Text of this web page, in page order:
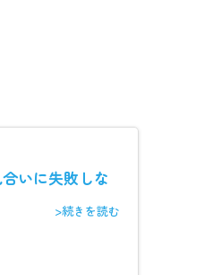
いに失敗しな
>続きを読む